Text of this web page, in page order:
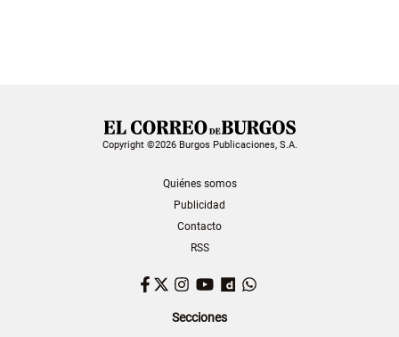
Copyright ©2026 Burgos Publicaciones, S.A.
Quiénes somos
Publicidad
Contacto
RSS
Facebook
TwitterInstagram
YouTubeDailymotion
Secciones